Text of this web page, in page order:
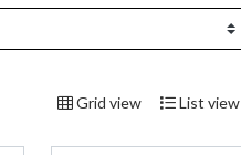
Grid view List view